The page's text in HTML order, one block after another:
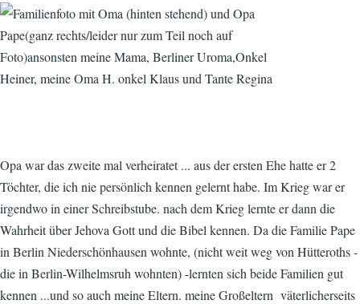
Opa war das zweite mal verheiratet ... aus der ersten Ehe hatte er 2
Töchter, die ich nie persönlich kennen gelernt habe. Im Krieg war er
irgendwo in einer Schreibstube. nach dem Krieg lernte er dann die
Wahrheit über Jehova Gott und die Bibel kennen. Da die Familie Pape
in Berlin Niederschönhausen wohnte, (nicht weit weg von Hütteroths -
die in Berlin-Wilhelmsruh wohnten) -lernten sich beide Familien gut
kennen ...und so auch meine Eltern. meine Großeltern väterlicherseits